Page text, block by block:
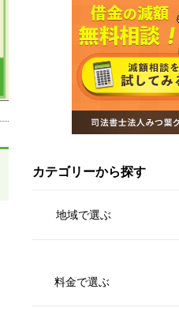
カテゴリーから探す
地域で選ぶ
料金で選ぶ